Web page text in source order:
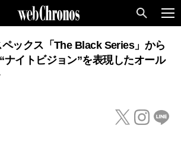
ックス「The Black Series」から
イトビジョン”を表現したオール